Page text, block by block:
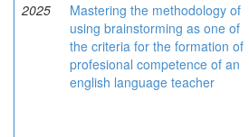
2025
Mastering the methodology of
using brainstorming as one of
the criteria for the formation of
profesional competence of an
english language teacher